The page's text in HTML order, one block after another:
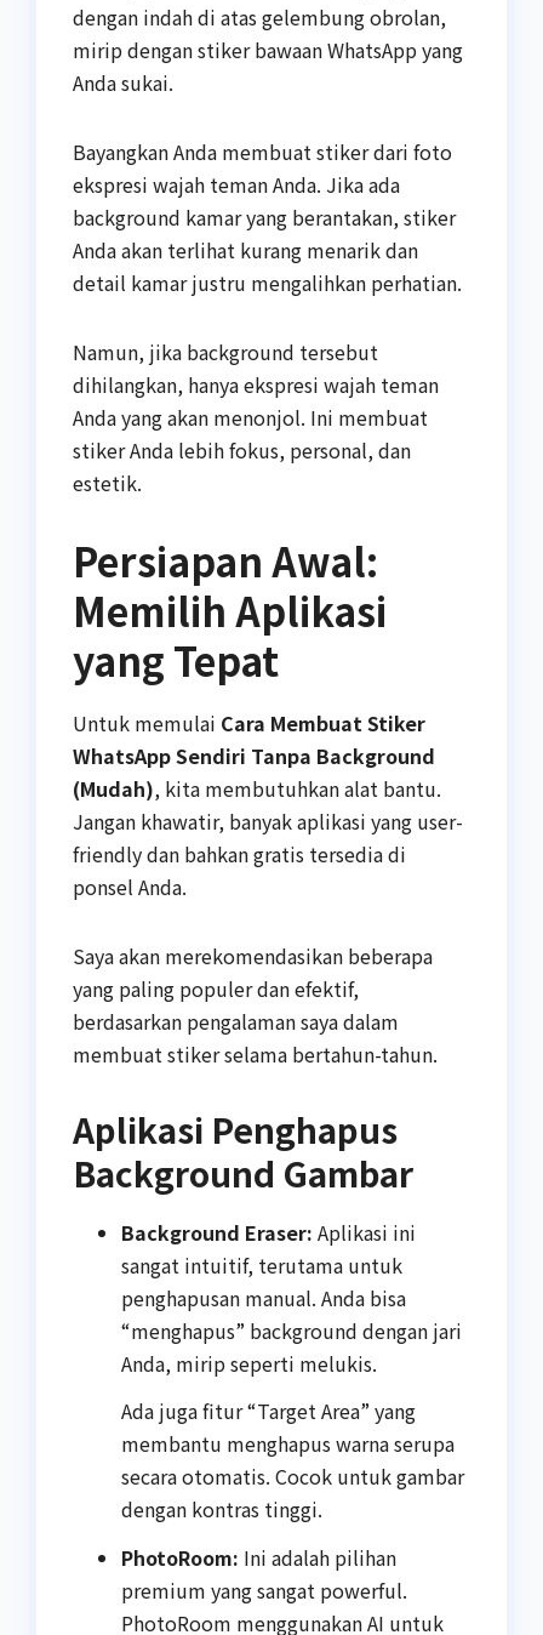
dengan indah di atas gelembung obrolan,
mirip dengan stiker bawaan WhatsApp yang
Anda sukai.
Bayangkan Anda membuat stiker dari foto
ekspresi wajah teman Anda. Jika ada
background kamar yang berantakan, stiker
Anda akan terlihat kurang menarik dan
detail kamar justru mengalihkan perhatian.
Namun, jika background tersebut
dihilangkan, hanya ekspresi wajah teman
Anda yang akan menonjol. Ini membuat
stiker Anda lebih fokus, personal, dan
estetik.
Persiapan Awal:
Memilih Aplikasi
yang Tepat
Untuk memulai Cara Membuat Stiker
WhatsApp Sendiri Tanpa Background
(Mudah), kita membutuhkan alat bantu.
Jangan khawatir, banyak aplikasi yang user-
friendly dan bahkan gratis tersedia di
ponsel Anda.
Saya akan merekomendasikan beberapa
yang paling populer dan efektif,
berdasarkan pengalaman saya dalam
membuat stiker selama bertahun-tahun.
Aplikasi Penghapus
Background Gambar
Background Eraser: Aplikasi ini
sangat intuitif, terutama untuk
penghapusan manual. Anda bisa
“menghapus” background dengan jari
Anda, mirip seperti melukis.
Ada juga fitur “Target Area” yang
membantu menghapus warna serupa
secara otomatis. Cocok untuk gambar
dengan kontras tinggi.
PhotoRoom: Ini adalah pilihan
premium yang sangat powerful.
PhotoRoom menggunakan AI untuk